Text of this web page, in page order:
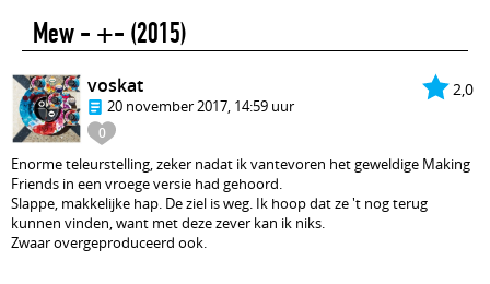
Mew - +- (2015)
2,0
0
voskat
20 november 2017, 14:59 uur
Enorme teleurstelling, zeker nadat ik vantevoren het geweldige Making
Friends in een vroege versie had gehoord.
Slappe, makkelijke hap. De ziel is weg. Ik hoop dat ze 't nog terug
kunnen vinden, want met deze zever kan ik niks.
Zwaar overgeproduceerd ook.